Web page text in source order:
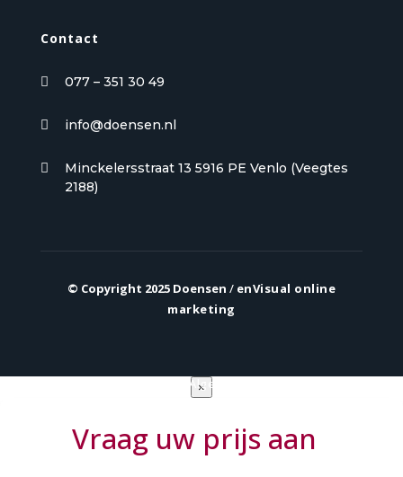
Contact
 077 – 351 30 49
 info@doensen.nl

Minckelersstraat 13 5916 PE Venlo (Veegtes
2188)
© Copyright 2025 Doensen / enVisual online
marketing
Algemene voorwaarden
×
Vraag uw prijs aan